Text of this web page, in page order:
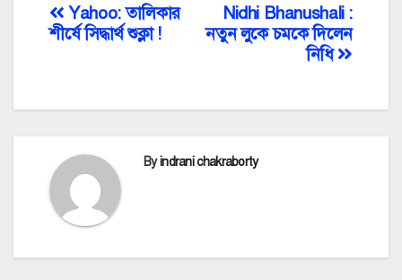
Post
Nidhi Bhanushali :
নতুন লুকে চমকে দিলেন
নিধি
Yahoo: তালিকার
শীর্ষে সিদ্ধার্থ শুক্লা !
Byindrani chakraborty